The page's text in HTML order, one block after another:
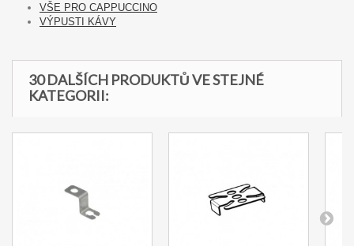
VŠE PRO CAPPUCCINO
VÝPUSTI KÁVY
30 DALŠÍCH PRODUKTŮ VE STEJNÉ
KATEGORII: